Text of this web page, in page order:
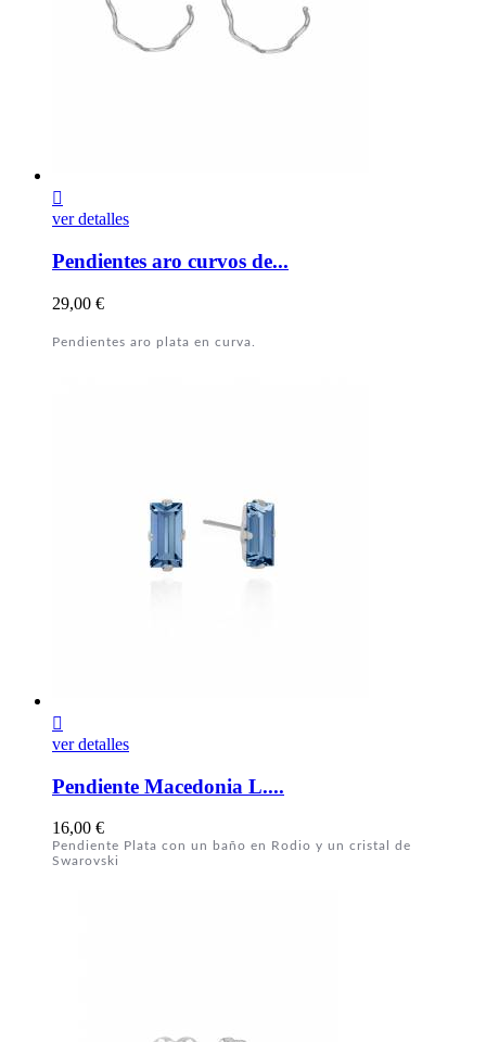

ver detalles
Pendientes aro curvos de...
Precio
29,00 €
Pendientes aro plata en curva.

ver detalles
Pendiente Macedonia L....
Precio
16,00 €
Pendiente Plata con un baño en Rodio y un cristal de
Swarovski